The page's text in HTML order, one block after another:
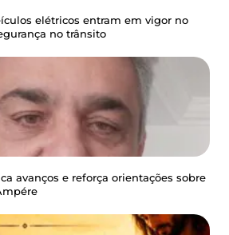
elétricos entram em vigor no
no trânsito
avanços e reforça orientações sobre